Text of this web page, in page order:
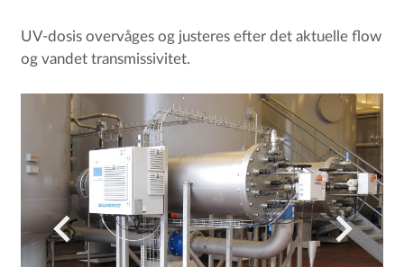
UV-dosis overvåges og justeres efter det aktuelle flow
og vandet transmissivitet.